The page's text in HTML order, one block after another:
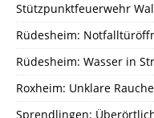
Stützpunktfeuerwehr
Rüdesheim:
Rüdesheim: Wasser in
Roxheim: Unklare
Sprendlingen: